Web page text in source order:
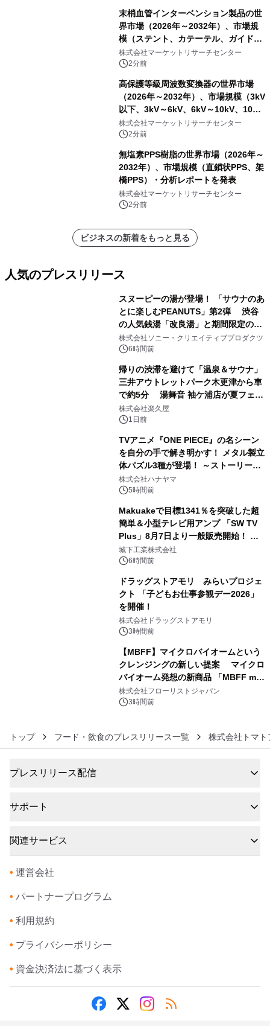
末梢血管インターベンション製品の世
界市場（2026年～2032年）、市場規
模（ステント、カテーテル、ガイドワ
イヤー、シース、下大静脈フィルタ
ー、その他）・分析レポートを発表
株式会社マーケットリサーチセンター
2分前
高保護等級周波数変換器の世界市場
（2026年～2032年）、市場規模（3kV
以下、3kV～6kV、6kV～10kV、10kV
超）・分析レポートを発表
株式会社マーケットリサーチセンター
2分前
無塩素PPS樹脂の世界市場（2026年～
2032年）、市場規模（直鎖状PPS、架
橋PPS）・分析レポートを発表
株式会社マーケットリサーチセンター
2分前
ビジネスの新着をもっと見る
人気のプレスリリース
スヌーピーの湯が登場！ 「サウナのあ
とに楽しむPEANUTS」第2弾 渋谷
の人気銭湯「改良湯」と期間限定のコ
ラボレーション サウナイキタイコラ
ボグッズも発売決定！
株式会社ソニー・クリエイティブプロダクツ
6時間前
帰りの渋滞を避けて「温泉＆サウナ」
三井アウトレットパーク木更津から車
で約5分 湯舞音 袖ケ浦店が夏フェア
メニューを提供
株式会社楽久屋
1日前
TVアニメ『ONE PIECE』の名シーン
を自分の手で解き明かす！ メタル製立
体パズル3種が登場！ ～ストーリーと
ギミックが融合した 大人の体験型パズ
ルが8月7日(金)12時より先行予約受付
株式会社ハナヤマ
5時間前
Makuakeで目標1341％を突破した超
簡単＆小型テレビ用アンプ 「SW TV
Plus」8月7日より一般販売開始！ ケ
ーブル1本つなぐだけ、テレビの音が
ぐっと豊かに
城下工業株式会社
6時間前
ドラッグストアモリ みらいプロジェ
クト 「子どもお仕事参観デー2026」
を開催！
株式会社ドラッグストアモリ
3時間前
【MBFF】マイクロバイオームという
クレンジングの新しい提案 マイクロ
バイオーム発想の新商品 「MBFF mb
クレンジングPRO」を2026年8月6日
発売
株式会社フローリストジャパン
3時間前
トップ フード・飲食のプレスリリース一覧 株式会社トマ
プレスリリース配信
サポート
関連サービス
• 運営会社
• パートナープログラム
• 利用規約
• プライバシーポリシー
• 資金決済法に基づく表示